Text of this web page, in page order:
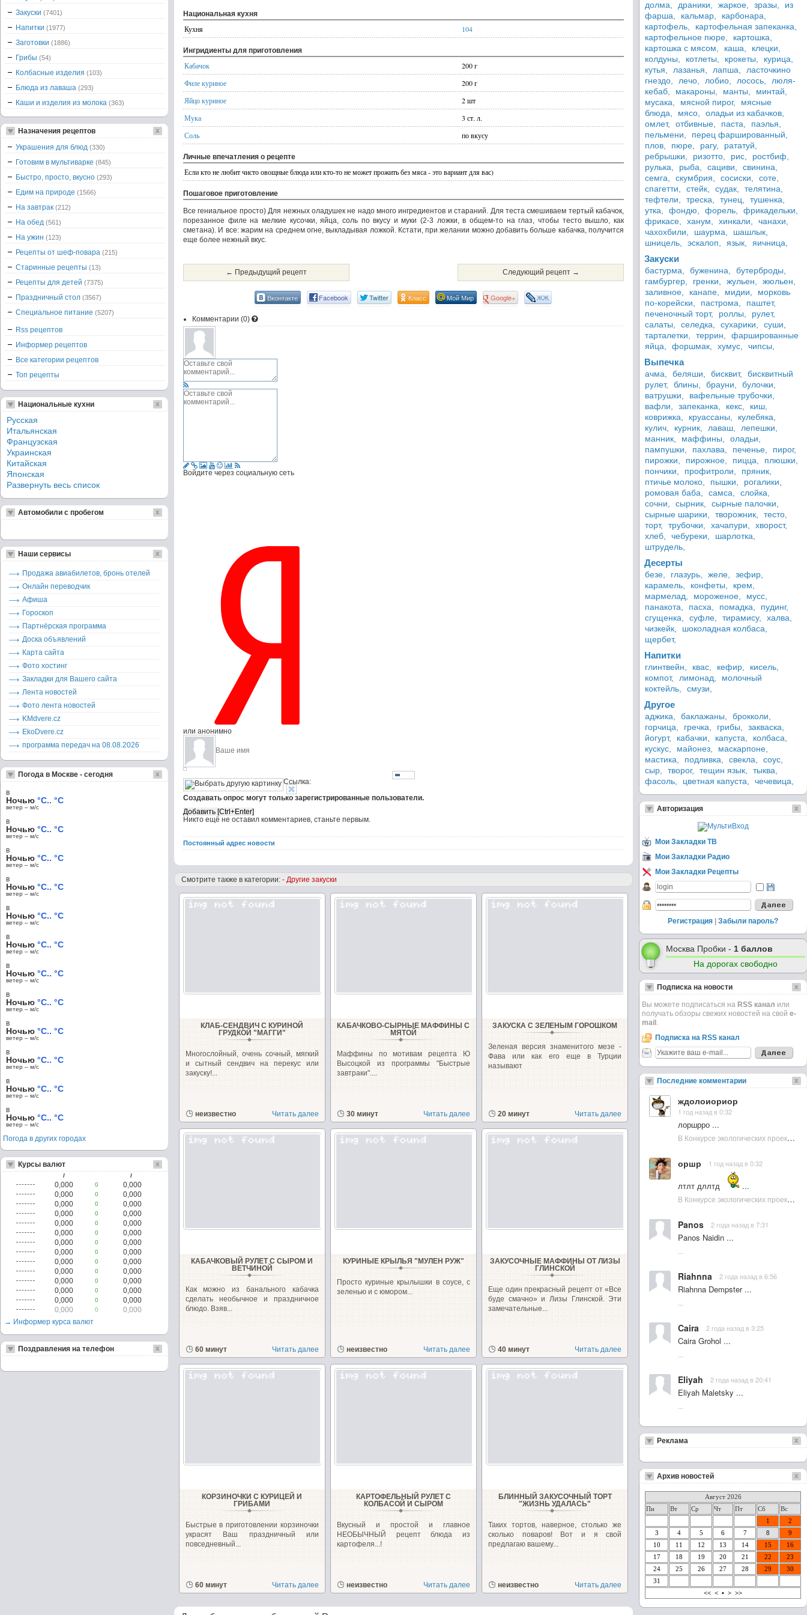
Национальная кухня
Кухня 104
Ингридиенты для приготовления
Кабачок
200 г
Филе куриное
200 г
Яйцо куриное
2 шт
Мука
3 ст. л.
Соль
по вкусу
Личные впечатления о рецепте
Если кто не любит чисто овощные блюда или кто-то не может прожить без мяса - это вариант для вас)
Пошаговое приготовление
Все гениальное просто) Для нежных оладушек не надо много ингредиентов и стараний. Для теста смешиваем тертый кабачок,
порезанное филе на мелкие кусочки, яйца, соль по вкусу и муки (2-3 ложки, в общем-то на глаз, чтобы тесто вышло, как
сметана). И все: жарим на среднем огне, выкладывая ложкой. Кстати, при желании можно добавить больше кабачка, получится
еще более нежный вкус.
← Предыдущий рецепт Следующий рецепт →
Вконтакте Facebook Twitter Класс Мой Мир Google+ ЖЖ
Комментарии (0)
Войдите через социальную сеть
или анонимно
Ссылка:
Создавать опрос могут только зарегистрированные пользователи.
Никто ещё не оставил комментариев, станьте первым.
Постоянный адрес новости
Смотрите также в категории: -Другие закуски
КЛАБ-СЕНДВИЧ С КУРИНОЙ
ГРУДКОЙ "МАГГИ"
Многослойный, очень сочный, мягкий
и сытный сендвич на перекус или
закуску!...
неизвестно Читать далее
КАБАЧКОВО-СЫРНЫЕ МАФФИНЫ С
МЯТОЙ
Маффины по мотивам рецепта Ю
Высоцкой из программы "Быстрые
завтраки"....
30 минут Читать далее
ЗАКУСКА С ЗЕЛЕНЫМ ГОРОШКОМ
Зеленая версия знаменитого мезе -
Фава или как его еще в Турции
называют
20 минут Читать далее
КАБАЧКОВЫЙ РУЛЕТ С СЫРОМ И
ВЕТЧИНОЙ
Как можно из банального кабачка
сделать необычное и праздничное
блюдо. Взяв...
60 минут Читать далее
КУРИНЫЕ КРЫЛЬЯ "МУЛЕН РУЖ"
Просто куриные крылышки в соусе, с
зеленью и с юмором...
неизвестно Читать далее
ЗАКУСОЧНЫЕ МАФФИНЫ ОТ ЛИЗЫ
ГЛИНСКОЙ
Еще один прекрасный рецепт от «Все
буде смачно» и Лизы Глинской. Эти
замечательные...
40 минут Читать далее
КОРЗИНОЧКИ С КУРИЦЕЙ И
ГРИБАМИ
Быстрые в приготовлении корзиночки
украсят Ваш праздничный или
повседневный...
60 минут Читать далее
КАРТОФЕЛЬНЫЙ РУЛЕТ С
КОЛБАСОЙ И СЫРОМ
Вкусный и простой и главное
НЕОБЫЧНЫЙ рецепт блюда из
картофеля...!
неизвестно Читать далее
БЛИННЫЙ ЗАКУСОЧНЫЙ ТОРТ
"ЖИЗНЬ УДАЛАСЬ"
Таких тортов, наверное, столько же
сколько поваров! Вот и я свой
предлагаю вашему...
неизвестно Читать далее
Закуски (7401)
Напитки (1977)
Заготовки (1886)
Грибы (54)
Колбасные изделия (103)
Блюда из лаваша (293)
Каши и изделия из молока (363)
Назначения рецептов
Украшения для блюд (330)
Готовим в мультиварке (845)
Быстро, просто, вкусно (293)
Едим на природе (1566)
На завтрак (212)
На обед (561)
На ужин (123)
Рецепты от шеф-повара (215)
Старинные рецепты (13)
Рецепты для детей (7375)
Праздничный стол (3567)
Специальное питание (5207)
Rss рецептов
Информер рецептов
Все категории рецептов
Топ рецепты
Национальные кухни
Русская
Итальянская
Французская
Украинская
Китайская
Японская
Развернуть весь список
Автомобили с пробегом
Наши сервисы
Продажа авиабилетов, бронь отелей
Онлайн переводчик
Афиша
Гороскоп
Партнёрская программа
Доска объявлений
Карта сайта
Фото хостинг
Закладки для Вашего сайта
Лента новостей
Фото лента новостей
KMdvere.cz
EkoDvere.cz
программа передач на 08.08.2026
Погода в Москве - сегодня
в
Ночью °C.. °C
ветер – м/c
в
Ночью °C.. °C
ветер – м/c
в
Ночью °C.. °C
ветер – м/c
в
Ночью °C.. °C
ветер – м/c
в
Ночью °C.. °C
ветер – м/c
в
Ночью °C.. °C
ветер – м/c
в
Ночью °C.. °C
ветер – м/c
в
Ночью °C.. °C
ветер – м/c
в
Ночью °C.. °C
ветер – м/c
в
Ночью °C.. °C
ветер – м/c
в
Ночью °C.. °C
ветер – м/c
в
Ночью °C.. °C
ветер – м/c
Погода в других городах
Курсы валют
/ /
0,000 0
0,000
0,000
0
0,000
0,000
0
0,000
0,000
0
0,000
0,000
0
0,000
0,000
0
0,000
0,000
0
0,000
0,000
0
0,000
0,000
0
0,000
0,000
0
0,000
0,000
0
0,000
0,000
0
0,000
0,000
0
0,000
0,000
0
0,000
→ Информер курса валют
Поздравления на телефон
долма, драники, жаркое, зразы,
из
фарша,
кальмар,
карбонара,
картофель,
картофельная запеканка,
картофельное пюре,
картошка,
картошка с мясом,
каша,
клецки,
колдуны,
котлеты, крокеты,
курица,
кутья,
лазанья, лапша,
ласточкино
гнездо,
лечо, лобио, лосось,
люля-
кебаб,
макароны, манты,
минтай,
мусака,
мясной пирог,
мясные
блюда,
мясо,
оладьи из кабачков,
омлет,
отбивные, паста,
паэлья,
пельмени,
перец фаршированный,
плов,
пюре, рагу,
рататуй,
ребрышки,
ризотто, рис,
ростбиф,
рулька,
рыба, сациви,
свинина,
семга,
скумбрия, сосиски,
соте,
спагетти,
стейк, судак,
телятина,
тефтели,
треска, тунец,
тушенка,
утка,
фондю, форель,
фрикадельки,
фрикасе,
ханум, хинкали,
чанахи,
чахохбили,
шаурма,
шашлык,
шницель,
эскалоп, язык, яичница,
Закуски
бастурма, буженина,
бутерброды,
гамбургер,
гренки, жульен,
жюльен,
заливное,
канапе, мидии,
морковь
по-корейски,
пастрома,
паштет,
печеночный торт,
роллы,
рулет,
салаты,
селедка, сухарики,
суши,
тарталетки,
террин,
фаршированные
яйца,
форшмак, хумус, чипсы,
Выпечка
ачма, беляши, бисквит,
бисквитный
рулет,
блины, брауни,
булочки,
ватрушки,
вафельные трубочки,
вафли,
запеканка, кекс,
киш,
коврижка,
круассаны,
кулебяка,
кулич,
курник, лаваш,
лепешки,
манник,
маффины,
оладьи,
пампушки,
пахлава, печенье,
пирог,
пирожки,
пирожное, пицца,
плюшки,
пончики,
профитроли,
пряник,
птичье молоко,
пышки,
рогалики,
ромовая баба,
самса,
слойка,
сочни,
сырник,
сырные палочки,
сырные шарики,
творожник,
тесто,
торт,
трубочки, хачапури,
хворост,
хлеб,
чебуреки,
шарлотка,
штрудель,
Десерты
безе, глазурь, желе,
зефир,
карамель,
конфеты,
крем,
мармелад,
мороженое,
мусс,
панакота,
пасха, помадка,
пудинг,
сгущенка,
суфле, тирамису,
халва,
чизкейк,
шоколадная колбаса,
щербет,
Напитки
глинтвейн, квас, кефир,
кисель,
компот,
лимонад,
молочный
коктейль,
смузи,
Другое
аджика, баклажаны,
брокколи,
горчица,
гречка, грибы,
закваска,
йогурт,
кабачки, капуста,
колбаса,
кускус,
майонез,
маскарпоне,
мастика,
подливка, свекла,
соус,
сыр,
творог, тещин язык,
тыква,
фасоль,
цветная капуста, чечевица,
Авторизация
Мои Закладки ТВ
Мои Закладки Радио
Мои Закладки Рецепты
Регистрация Забыли пароль?
Москва Пробки - 1 баллов
На дорогах свободно
Подписка на новости
Вы можете подписаться на RSS канал или
получать обзоры свежих новостей на свой e-
mail .
Подписка на RSS канал
Последние комментарии
ждолоиориор
1 год назад в 0:32
лоршрро ...
В Конкурсе экологических проектов в Подмосковье активно участвовала молодежь :: NewsRbk.ru...
оршр 1 год назад в 0:32
лтлт дллтд
...
В Конкурсе экологических проектов в Подмосковье активно участвовала молодежь :: NewsRbk.ru...
Panos 2 года назад в 7:31
Panos Naidin ...
Riahnna 2 года назад в 6:56
Riahnna Dempster ...
Caira 2 года назад в 3:25
Caira Grohol ...
Eliyah 2 года назад в 20:41
Eliyah Maletsky ...
Реклама
Архив новостей
Август 2026
Пн
Вт Ср Чт Пт Сб
Вс
1
2
3
4 5 6 7 8
9
10
11 12 13 14 15
16
17
18 19 20 21 22
23
24
25 26 27 28 29
30
31
<< < • > >>